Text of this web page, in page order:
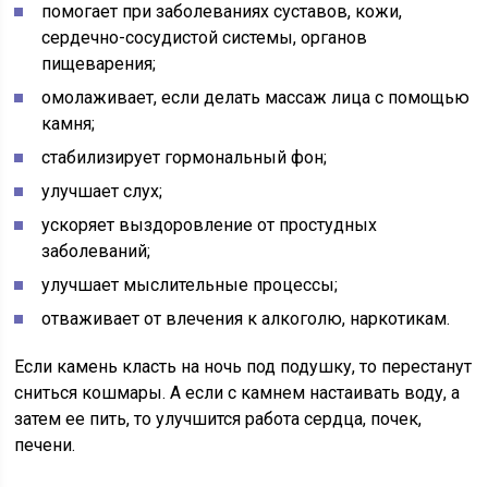
помогает при заболеваниях суставов, кожи,
сердечно-сосудистой системы, органов
пищеварения;
омолаживает, если делать массаж лица с помощью
камня;
стабилизирует гормональный фон;
улучшает слух;
ускоряет выздоровление от простудных
заболеваний;
улучшает мыслительные процессы;
отваживает от влечения к алкоголю, наркотикам.
Если камень класть на ночь под подушку, то перестанут
сниться кошмары. А если с камнем настаивать воду, а
затем ее пить, то улучшится работа сердца, почек,
печени.